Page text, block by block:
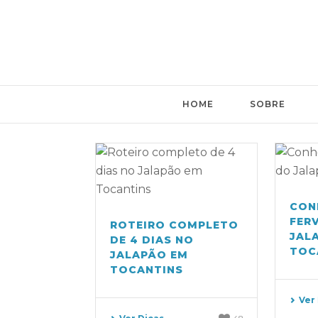
HOME SOBRE
ROTEIRO COMPLETO
DE 4 DIAS NO
JALAPÃO EM
TOCANTINS
Ver